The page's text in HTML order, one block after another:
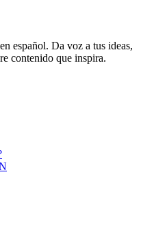
español. Da voz a tus ideas,
contenido que inspira.